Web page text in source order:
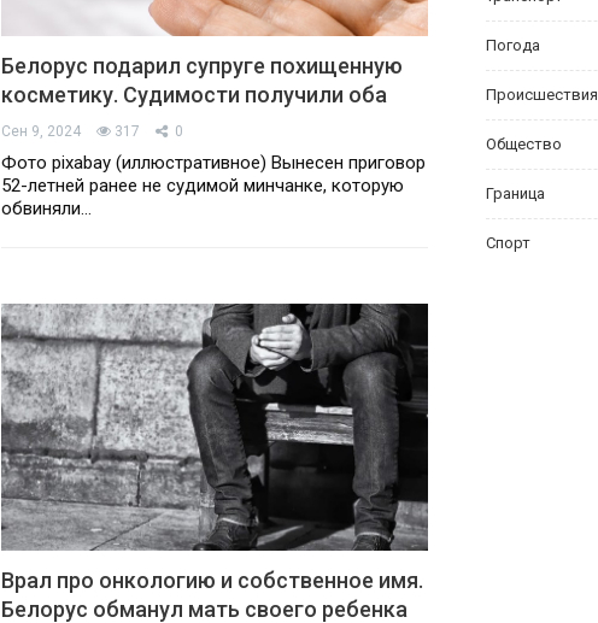
Белорус подарил супруге похищенную
косметику. Судимости получили оба
Сен 9, 2024 317 0
Фото pixabay (иллюстративное) Вынесен приговор
52-летней ранее не судимой минчанке, которую
обвиняли…
Врал про онкологию и собственное имя.
Белорус обманул мать своего ребенка
Погода
Происшествия
Общество
Граница
Спорт